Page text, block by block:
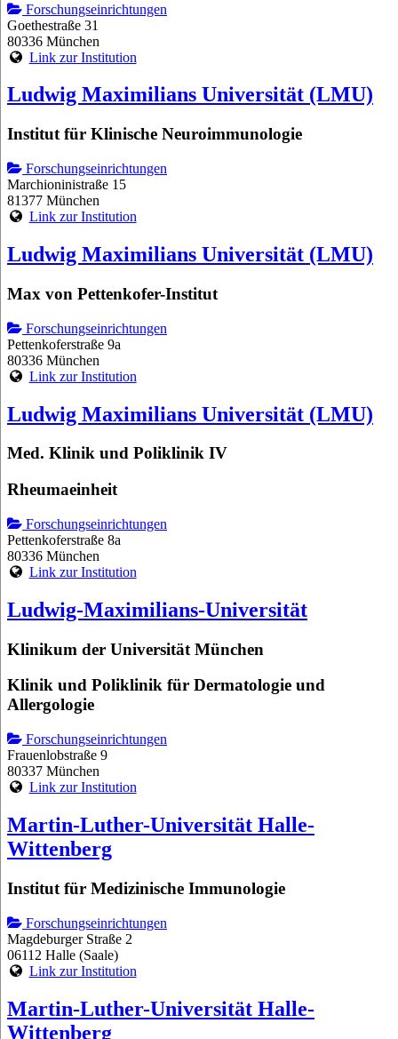
Forschungseinrichtungen
Goethestraße 31
80336 München
Link zur Institution
Ludwig Maximilians Universität (LMU)
Institut für Klinische Neuroimmunologie
Forschungseinrichtungen
Marchioninistraße 15
81377 München
Link zur Institution
Ludwig Maximilians Universität (LMU)
Max von Pettenkofer-Institut
Forschungseinrichtungen
Pettenkoferstraße 9a
80336 München
Link zur Institution
Ludwig Maximilians Universität (LMU)
Med. Klinik und Poliklinik IV
Rheumaeinheit
Forschungseinrichtungen
Pettenkoferstraße 8a
80336 München
Link zur Institution
Ludwig-Maximilians-Universität
Klinikum der Universität München
Klinik und Poliklinik für Dermatologie und
Allergologie
Forschungseinrichtungen
Frauenlobstraße 9
80337 München
Link zur Institution
Martin-Luther-Universität Halle-
Wittenberg
Institut für Medizinische Immunologie
Forschungseinrichtungen
Magdeburger Straße 2
06112 Halle (Saale)
Link zur Institution
Martin-Luther-Universität Halle-
Wittenberg